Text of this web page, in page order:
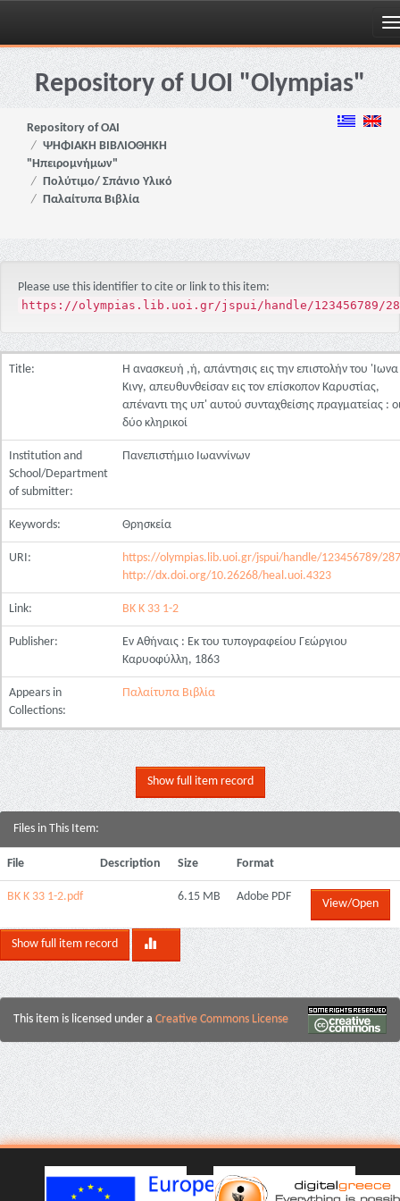
Skip
navigationRepository of UOI "Olympias"
Repository of OAI
ΨΗΦΙΑΚΗ ΒΙΒΛΙΟΘΗΚΗ
"Ηπειρομνήμων"
Πολύτιμο/ Σπάνιο Υλικό
Παλαίτυπα Βιβλία
Please use this identifier to cite or link to this item:
https://olympias.lib.uoi.gr/jspui/handle/123456789/
Title:
Η ανασκευή ,ή, απάντησις εις την επιστολήν του 'Ιωνα
Κινγ, απευθυνθείσαν εις τον επίσκοπον Καρυστίας,
απέναντι της υπ' αυτού συνταχθείσης πραγματείας :
δύο κληρικοί
Institution and
School/Department
of submitter:
Πανεπιστήμιο Ιωαννίνων
Keywords: Θρησκεία
URI:
https://olympias.lib.uoi.gr/jspui/handle/123456789/
http://dx.doi.org/10.26268/heal.uoi.4323
Link: ΒΚ Κ 33 1-2
Publisher:
Εν Αθήναις : Εκ του τυπογραφείου Γεώργιου
Καρυοφύλλη, 1863
Appears in
Collections:
Παλαίτυπα Βιβλία
Show full item record
Files in This Item:
File Description Size Format
ΒΚ Κ 33 1-2.pdf 6.15 MB Adobe PDF
View/Open
Show full item record
This item is licensed under a Creative Commons License